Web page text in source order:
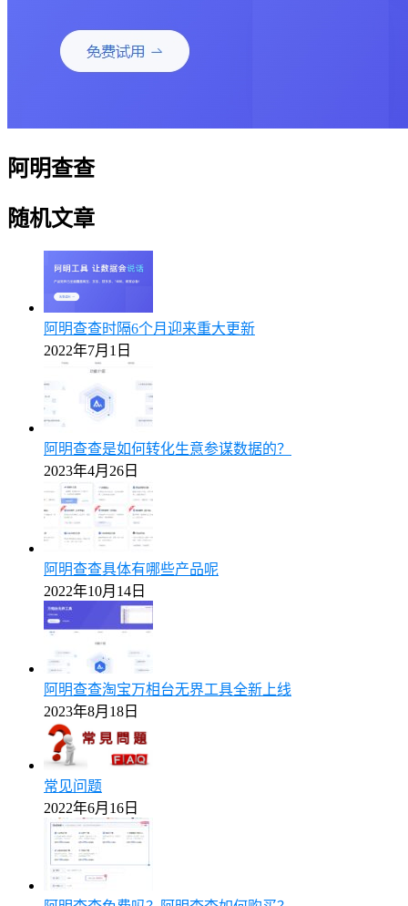
阿明查查
随机文章
阿明查查时隔6个月迎来重大更新
2022年7月1日
阿明查查是如何转化生意参谋数据的？
2023年4月26日
阿明查查具体有哪些产品呢
2022年10月14日
阿明查查淘宝万相台无界工具全新上线
2023年8月18日
常见问题
2022年6月16日